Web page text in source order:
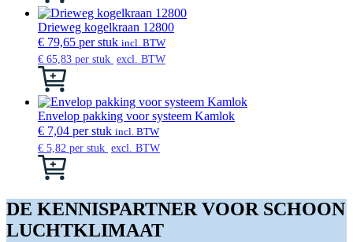
gekozen
worden
op
de
productpagina
heeft
meerdere
variaties.
Deze
optie
gekozen
worden
op
de
productpagina
Drieweg kogelkraan 12800
€ 79,65 per stuk incl. BTW
€ 65,83 per stuk excl. BTW
Dit
heeft
meerdere
variaties.
Deze
optie
worden
op
de
Envelop pakking voor systeem Kamlok
€ 7,04 per stuk incl. BTW
€ 5,82 per stuk excl. BTW
Dit
meerdere
variaties.
Deze
DE KENNISPARTNER VOOR SCHOON
LUCHTKLIMAAT